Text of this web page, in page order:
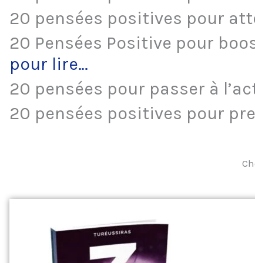
20 pensées positives pour
20 Pensées Positive pour
pour lire…
20 pensées pour passer à
20 pensées positives pour